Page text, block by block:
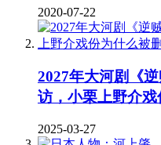
2020-07-22
2027年大河剧《
访，小栗上野介
2025-03-27